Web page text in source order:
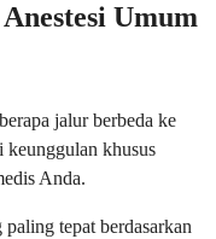
Umum
jalur berbeda ke
keunggulan khusus
Anda.
tepat berdasarkan